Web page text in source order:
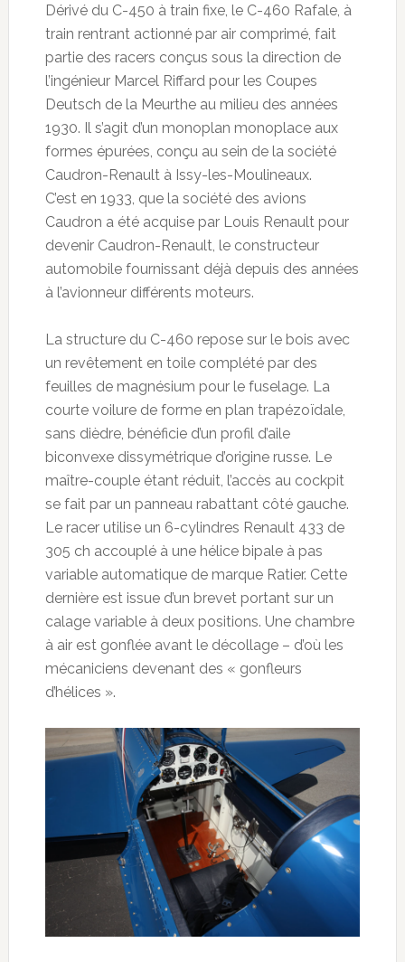
Dérivé du C-450 à train fixe, le C-460 Rafale, à
train rentrant actionné par air comprimé, fait
partie des racers conçus sous la direction de
l’ingénieur Marcel Riffard pour les Coupes
Deutsch de la Meurthe au milieu des années
1930. Il s’agit d’un monoplan monoplace aux
formes épurées, conçu au sein de la société
Caudron-Renault à Issy-les-Moulineaux.
C’est en 1933, que la société des avions
Caudron a été acquise par Louis Renault pour
devenir Caudron-Renault, le constructeur
automobile fournissant déjà depuis des années
à l’avionneur différents moteurs.
La structure du C-460 repose sur le bois avec
un revêtement en toile complété par des
feuilles de magnésium pour le fuselage. La
courte voilure de forme en plan trapézoïdale,
sans dièdre, bénéficie d’un profil d’aile
biconvexe dissymétrique d’origine russe. Le
maître-couple étant réduit, l’accès au cockpit
se fait par un panneau rabattant côté gauche.
Le racer utilise un 6-cylindres Renault 433 de
305 ch accouplé à une hélice bipale à pas
variable automatique de marque Ratier. Cette
dernière est issue d’un brevet portant sur un
calage variable à deux positions. Une chambre
à air est gonflée avant le décollage – d’où les
mécaniciens devenant des « gonfleurs
d’hélices ».